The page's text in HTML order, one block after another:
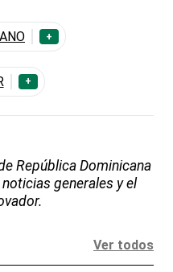
+
+
República Dominicana
generales y el
Ver todos